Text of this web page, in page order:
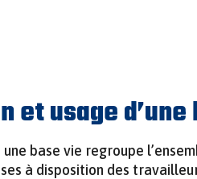
et usage
une base vie regroupe
à disposition des